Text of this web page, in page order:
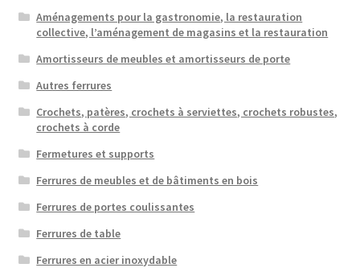
Aménagements pour la gastronomie, la restauration
collective, l’aménagement de magasins et la restauration
Amortisseurs de meubles et amortisseurs de porte
Autres ferrures
Crochets, patères, crochets à serviettes, crochets robustes,
crochets à corde
Fermetures et supports
Ferrures de meubles et de bâtiments en bois
Ferrures de portes coulissantes
Ferrures de table
Ferrures en acier inoxydable